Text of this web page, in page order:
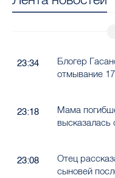
23:34
Блогер
отмывание
23:18
Мама
высказалась
23:08
Отец
сыновей